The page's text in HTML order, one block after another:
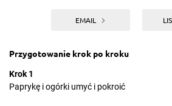
EMAIL
Przygotowanie krok po kroku
Krok 1
Paprykę i ogórki umyć i pokroić